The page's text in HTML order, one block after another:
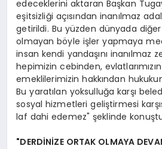
edeceklerini aktaran Başkan
eşitsizliği açısından inanılmaz
getirildi. Bu yüzden dünyada
olmayan böyle işler yapmaya
insan kendi yandaşını inanılmaz
hepimizin cebinden,
emeklilerimizin hakkından
Bu yaratılan yoksulluğa karşı
sosyal hizmetleri geliştirmesi
laf dahi edemez" şeklinde
"DERDİNİZE ORTAK OLMAYA